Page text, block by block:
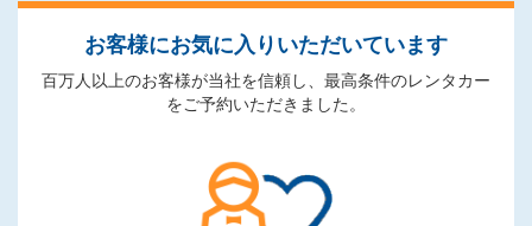
お客様にお気に入りいただいています
百万人以上のお客様が当社を信頼し、最高条件のレンタカー
をご予約いただきました。